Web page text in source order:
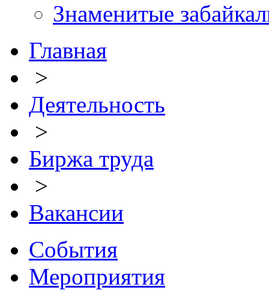
Знаменитые
Главная
>
Деятельность
>
Биржа труда
>
Вакансии
События
Мероприятия